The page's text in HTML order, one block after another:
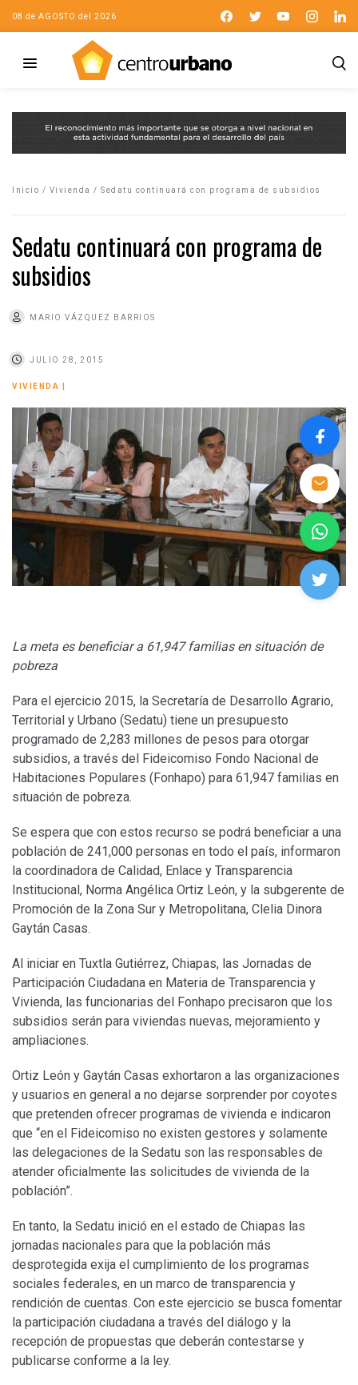
08 de AGOSTO del 2026
Inicio / Vivienda / Sedatu continuará con programa de subsidios
Sedatu continuará con programa de
subsidios
MARIO VÁZQUEZ BARRIOS
JULIO 28, 2015
VIVIENDA
La meta es beneficiar a 61,947 familias en situación de
pobreza
Para el ejercicio 2015, la Secretaría de Desarrollo Agrario,
Territorial y Urbano (Sedatu) tiene un presupuesto
programado de 2,283 millones de pesos para otorgar
subsidios, a través del Fideicomiso Fondo Nacional de
Habitaciones Populares (Fonhapo) para 61,947 familias en
situación de pobreza.
Se espera que con estos recurso se podrá beneficiar a una
población de 241,000 personas en todo el país, informaron
la coordinadora de Calidad, Enlace y Transparencia
Institucional, Norma Angélica Ortiz León, y la subgerente de
Promoción de la Zona Sur y Metropolitana, Clelia Dinora
Gaytán Casas.
Al iniciar en Tuxtla Gutiérrez, Chiapas, las Jornadas de
Participación Ciudadana en Materia de Transparencia y
Vivienda, las funcionarias del Fonhapo precisaron que los
subsidios serán para viviendas nuevas, mejoramiento y
ampliaciones.
Ortiz León y Gaytán Casas exhortaron a las organizaciones
y usuarios en general a no dejarse sorprender por coyotes
que pretenden ofrecer programas de vivienda e indicaron
que “en el Fideicomiso no existen gestores y solamente
las delegaciones de la Sedatu son las responsables de
atender oficialmente las solicitudes de vivienda de la
población”.
En tanto, la Sedatu inició en el estado de Chiapas las
jornadas nacionales para que la población más
desprotegida exija el cumplimiento de los programas
sociales federales, en un marco de transparencia y
rendición de cuentas. Con este ejercicio se busca fomentar
la participación ciudadana a través del diálogo y la
recepción de propuestas que deberán contestarse y
publicarse conforme a la ley.